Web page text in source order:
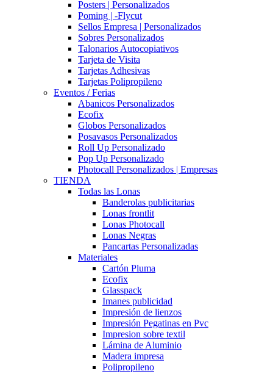
Posters | Personalizados
Poming | -Flycut
Sellos Empresa | Personalizados
Sobres Personalizados
Talonarios Autocopiativos
Tarjeta de Visita
Tarjetas Adhesivas
Tarjetas Polipropileno
Eventos / Ferias
Abanicos Personalizados
Ecofix
Globos Personalizados
Posavasos Personalizados
Roll Up Personalizado
Pop Up Personalizado
Photocall Personalizados | Empresas
TIENDA
Todas las Lonas
Banderolas publicitarias
Lonas frontlit
Lonas Photocall
Lonas Negras
Pancartas Personalizadas
Materiales
Cartón Pluma
Ecofix
Glasspack
Imanes publicidad
Impresión de lienzos
Impresión Pegatinas en Pvc
Impresion sobre textil
Lámina de Aluminio
Madera impresa
Polipropileno